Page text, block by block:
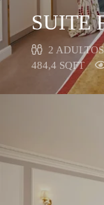
SUITE
2 ADULTOS
484,4 SQFT